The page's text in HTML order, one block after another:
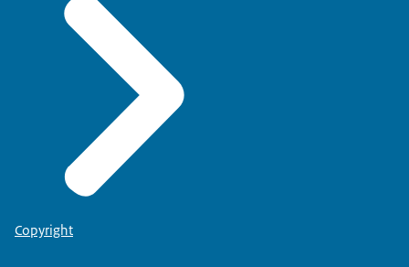
Copyright